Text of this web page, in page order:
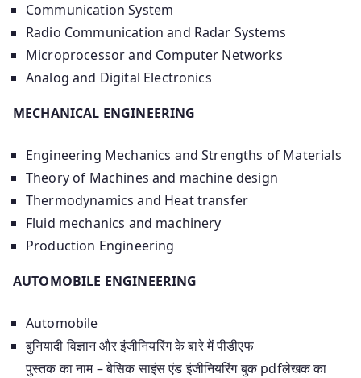
Communication System
Radio Communication and Radar Systems
Microprocessor and Computer Networks
Analog and Digital Electronics
MECHANICAL ENGINEERING
Engineering Mechanics and Strengths of Materials
Theory of Machines and machine design
Thermodynamics and Heat transfer
Fluid mechanics and machinery
Production Engineering
AUTOMOBILE ENGINEERING
Automobile
बुनियादी विज्ञान और इंजीनियरिंग के बारे में पीडीएफ
पुस्तक का नाम – बेसिक साइंस एंड इंजीनियरिंग बुक pdfलेखक का